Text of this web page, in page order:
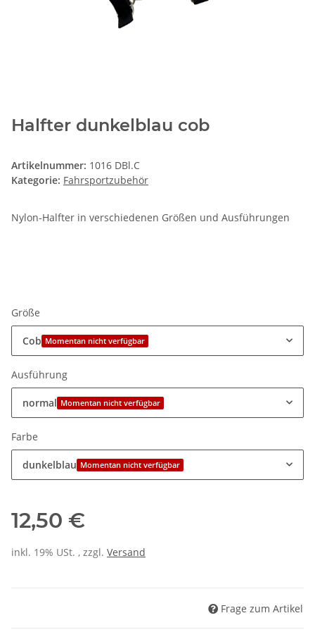
Halfter dunkelblau cob
Artikelnummer: 1016 DBl.C
Kategorie: Fahrsportzubehör
Nylon-Halfter in verschiedenen Größen und Ausführungen
Größe
Cob Momentan nicht verfügbar
Ausführung
normal Momentan nicht verfügbar
Farbe
dunkelblau Momentan nicht verfügbar
12,50 €
inkl. 19% USt. , zzgl. Versand
Frage zum Artikel